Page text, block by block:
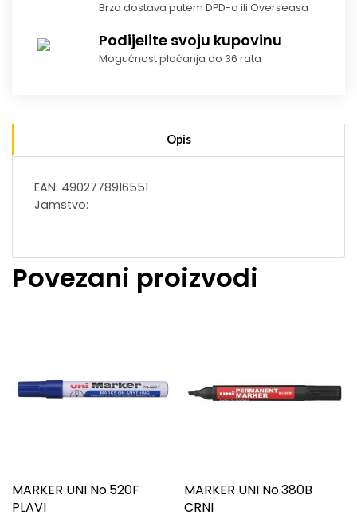
Brza dostava putem DPD-a ili Overseasa
Podijelite svoju kupovinu
Mogućnost plaćanja do 36 rata
Opis
EAN: 4902778916551
Jamstvo:
Povezani proizvodi
MARKER UNI No.520F
PLAVI
MARKER UNI No.380B
CRNI